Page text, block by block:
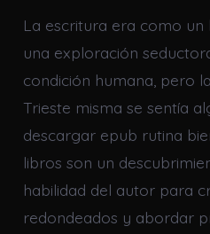
La escritura era como un
una exploración
condición humana, pero
Trieste misma se sentía
descargar epub rutina
libros son un
habilidad del autor para
redondeados y abordar